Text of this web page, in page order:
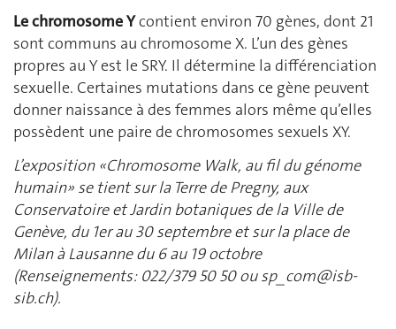
Le chromosome Ycontient environ 70 gènes, dont 21
sont communs au chromosome X. L’un des gènes
propres au Y est le SRY. Il détermine la différenciation
sexuelle. Certaines mutations dans ce gène peuvent
donner naissance à des femmes alors même qu’elles
possèdent une paire de chromosomes sexuels XY.
L’exposition «Chromosome Walk, au fil du génome
humain» se tient sur la Terre de Pregny, aux
Conservatoire et Jardin botaniques de la Ville de
Genève, du 1er au 30 septembre et sur la place de
Milan à Lausanne du 6 au 19 octobre
(Renseignements: 022/379 50 50 ousp_com@isb-
sib.ch).